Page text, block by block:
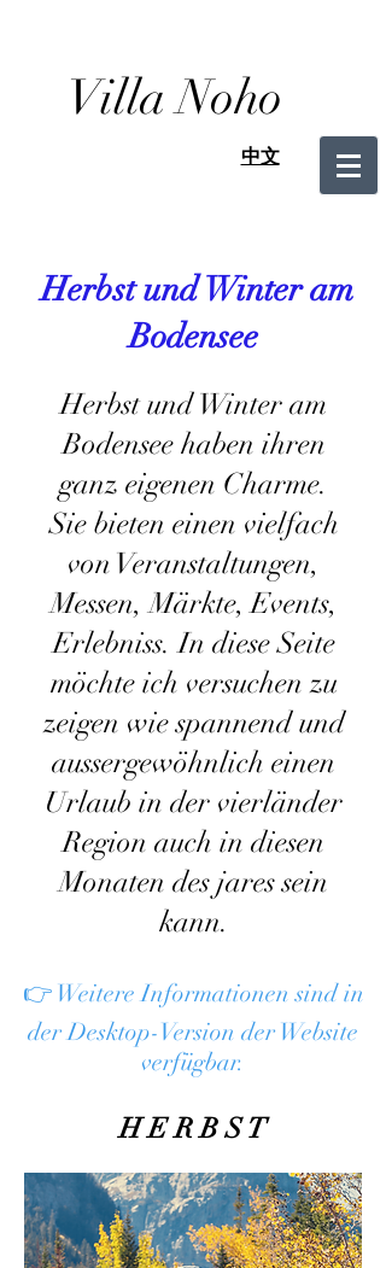
Villa Noho
中文
Herbst und Winter am
Bodensee
Herbst und Winter am
Bodensee haben ihren
ganz eigenen Charme.
Sie bieten einen vielfach
von Veranstaltungen,
Messen, Märkte, Events,
Erlebniss. In diese Seite
möchte ich versuchen zu
zeigen wie spannend und
aussergewöhnlich einen
Urlaub in der vierländer
Region auch in diesen
Monaten des jares sein
kann.
👉 Weitere Informationen sind in
der Desktop-Version der Website
verfügbar.
H E R B S T